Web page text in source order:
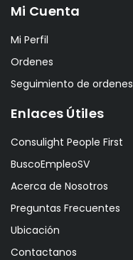
Mi Cuenta
Mi Perfil
Ordenes
Seguimiento de ordenes
Enlaces Útiles
Consulight People First
BuscoEmpleoSV
Acerca de Nosotros
Preguntas Frecuentes
Ubicación
Contactanos